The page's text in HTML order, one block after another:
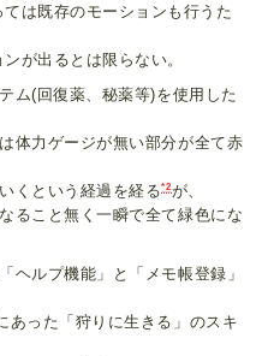
は既存のモーションも行うた
が出るとは限らない。
ム(回復薬、秘薬等)を使用した
体力ゲージが無い部分が全て赤
くという経過を経る*2が、
ること無く一瞬で全て緑色にな
ヘルプ機能」と「メモ帳登録」
あった「狩りに生きる」のスキ